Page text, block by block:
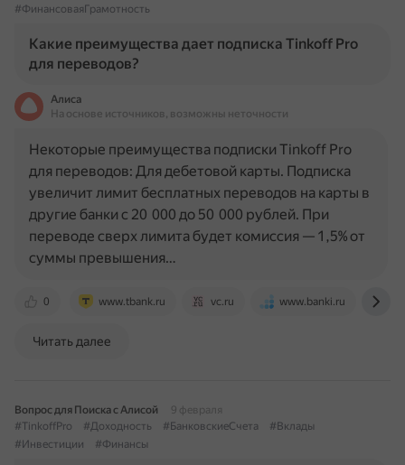
#ФинансоваяГрамотность
Какие преимущества дает подписка Tinkoff Pro
для переводов?
Алиса
На основе источников, возможны неточности
0 www.tbank.ru vc.ru www.banki.ru
Некоторые преимущества подписки Tinkoff Pro
для переводов: Для дебетовой карты. Подписка
увеличит лимит бесплатных переводов на карты в
другие банки с 20 000 до 50 000 рублей. При
переводе сверх лимита будет комиссия — 1,5% от
суммы превышения…
Читать далее
Вопрос для Поиска с Алисой
9 февраля
#TinkoffPro
#Доходность #БанковскиеСчета
#Вклады
#Инвестиции
#Финансы